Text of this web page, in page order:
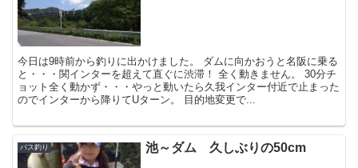
今日は9時前から釣りに出かけました。 ダムに向かおうと名阪に乗る
と・・・関インターを超えて直ぐに渋滞！ 全く動きません。 30分チ
ョット全く動かず・・・やっと動いたら久我インター付近で止まった
のでインターから降りてUターン。 目的地変更で...
バス釣り 池～ダム 久しぶりの50cm